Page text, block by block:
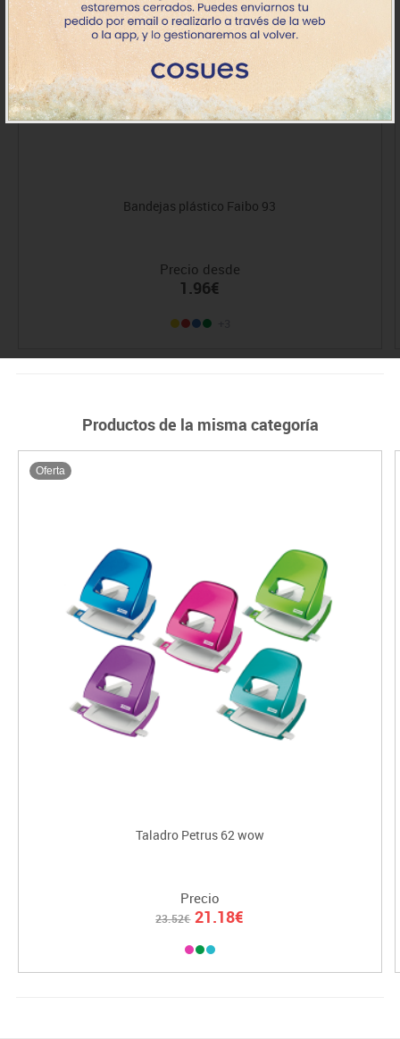
Bandejas plástico Faibo 93
Precio desde
1.96€
Productos de la misma categoría
Oferta
Taladro Petrus 62 wow
Precio
23.52€ 21.18€